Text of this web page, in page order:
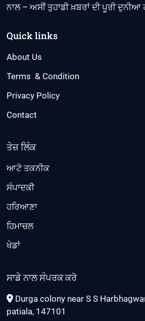
ਨਾਲ – ਅਸੀਂ ਤੁਹਾਡੀ ਖ਼ਬਰਾਂ ਦੀ ਪੂਰੀ ਦੁਨੀਆ
Quick links
About Us
Terms & Condition
Privacy Policy
Contact
ਤੇਜ਼ ਲਿੰਕ
ਆਟੋ ਤਕਨੀਕ
ਸੰਪਾਦਕੀ
ਹਰਿਆਣਾ
ਹਿਮਾਚਲ
ਖੇਡਾਂ
ਸਾਡੇ ਨਾਲ ਸੰਪਰਕ ਕਰੋ
Durga colony near S S
patiala, 147101